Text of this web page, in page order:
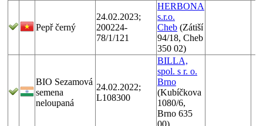
Pepř černý
24.02.2023;
200224-
78/1/121
HERBONA
s.r.o.
Cheb (Zátiší
94/18, Cheb
350 02)
BIO Sezamová
semena
neloupaná
24.02.2022;
L108300
BILLA,
spol. s r. o.
Brno
(Kubíčkova
1080/6,
Brno 635
00)